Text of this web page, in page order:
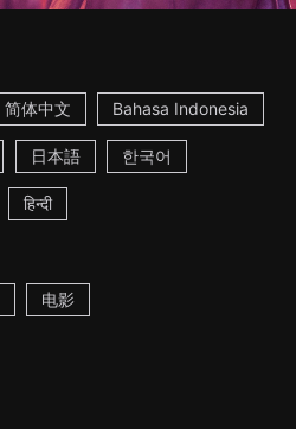
简体中文 Bahasa Indonesia
日本語 한국어
हिन्दी
电影